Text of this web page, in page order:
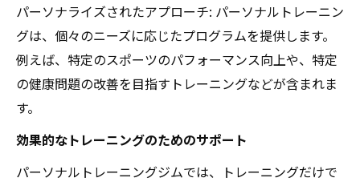
パーソナライズされたアプローチ: パーソナルトレーニン
グは、個々のニーズに応じたプログラムを提供します。
例えば、特定のスポーツのパフォーマンス向上や、特定
の健康問題の改善を目指すトレーニングなどが含まれま
す。
効果的なトレーニングのためのサポート
パーソナルトレーニングジムでは、トレーニングだけで